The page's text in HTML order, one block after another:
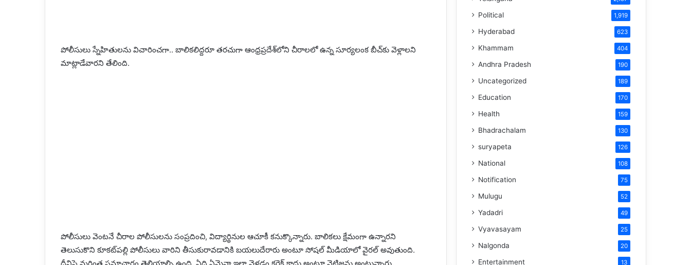
పోలీసులు స్నేహితులను విచారించగా.. బాలికలిద్దరూ తరచుగా ఆంధ్రప్రదేశ్‌లోని చీరాలలో ఉన్న సూర్యలంక బీచ్‌కు వెళ్లాలని
మాట్లాడేవారని తేలింది.
పోలీసులు వెంటనే చీరాల పోలీసులను సంప్రదించి, విద్యార్థినుల ఆచూకీ కనుక్కొన్నారు. బాలికలు క్షేమంగా ఉన్నారని
తెలుసుకొని కూకట్‌పల్లి పోలీసులు వారిని తీసుకురావడానికి బయలుదేరారు అంటూ సోషల్ మీడియాలో వైరల్ అవుతుంది.
Political 1,919
Hyderabad 623
Khammam 404
Andhra Pradesh 190
Uncategorized 189
Education 170
Health 159
Bhadrachalam 130
suryapeta 126
National 108
Notification 75
Mulugu 52
Yadadri 49
Vyavasayam 25
Nalgonda 20
Entertainment 13